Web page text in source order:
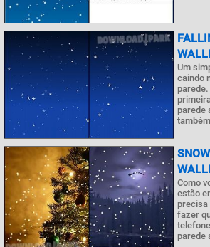
Um
caindo
parede.
parede
Como
estão
precisa
fazer
parede